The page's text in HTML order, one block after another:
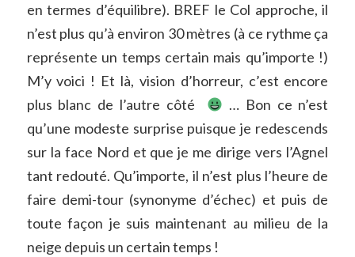
en termes d’équilibre). BREF le Col approche, il
n’est plus qu’à environ 30 mètres (à ce rythme ça
représente un temps certain mais qu’importe !)
M’y voici ! Et là, vision d’horreur, c’est encore
plus blanc de l’autre côté
… Bon ce n’est
qu’une modeste surprise puisque je redescends
sur la face Nord et que je me dirige vers l’Agnel
tant redouté. Qu’importe, il n’est plus l’heure de
faire demi-tour (synonyme d’échec) et puis de
toute façon je suis maintenant au milieu de la
neige depuis un certain temps !